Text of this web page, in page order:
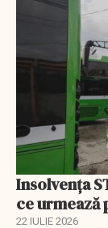
Insolvenţa
ce urmează
22 IULIE 2026